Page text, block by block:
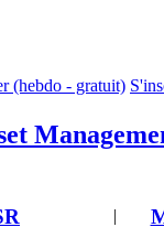
(hebdo - gratuit)
|